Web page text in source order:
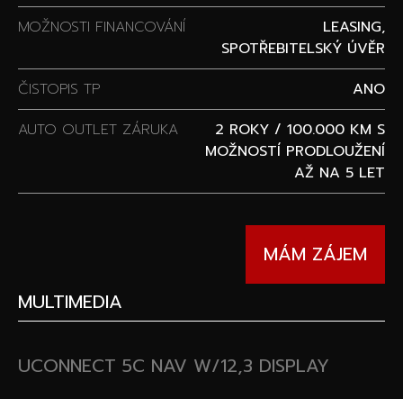
MOŽNOSTI FINANCOVÁNÍ
LEASING,
SPOTŘEBITELSKÝ ÚVĚR
ČISTOPIS TP
ANO
AUTO OUTLET ZÁRUKA
2 ROKY / 100.000 KM S
MOŽNOSTÍ PRODLOUŽENÍ
AŽ NA 5 LET
MÁM ZÁJEM
MULTIMEDIA
UCONNECT 5C NAV W/12,3 DISPLAY